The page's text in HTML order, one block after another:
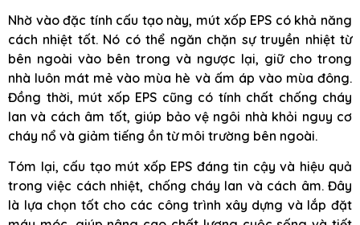
Nhờ vào đặc tính cấu tạo này, mút xốp EPS có khả năng
cách nhiệt tốt. Nó có thể ngăn chặn sự truyền nhiệt từ
bên ngoài vào bên trong và ngược lại, giữ cho trong
nhà luôn mát mẻ vào mùa hè và ấm áp vào mùa đông.
Đồng thời, mút xốp EPS cũng có tính chất chống cháy
lan và cách âm tốt, giúp bảo vệ ngôi nhà khỏi nguy cơ
cháy nổ và giảm tiếng ồn từ môi trường bên ngoài.
Tóm lại, cấu tạo mút xốp EPS đáng tin cậy và hiệu quả
trong việc cách nhiệt, chống cháy lan và cách âm. Đây
là lựa chọn tốt cho các công trình xây dựng và lắp đặt